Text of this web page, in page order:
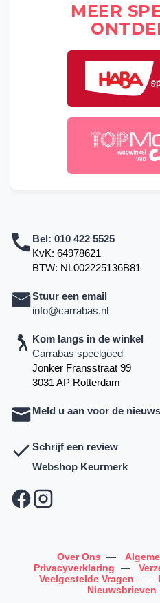
MEER
Bel: 010 422 5525
KvK: 64978621
BTW: NL002225136B81
Stuur een email
info@carrabas.nl
Kom langs in de winkel
Carrabas speelgoed
Jonker Fransstraat 99
3031 AP Rotterdam
Meld u aan voor de
Schrijf een review
Webshop Keurmerk
Over Ons —
Privacyverklaring
—
Veelgestelde Vragen —
Nieuwsbrieven